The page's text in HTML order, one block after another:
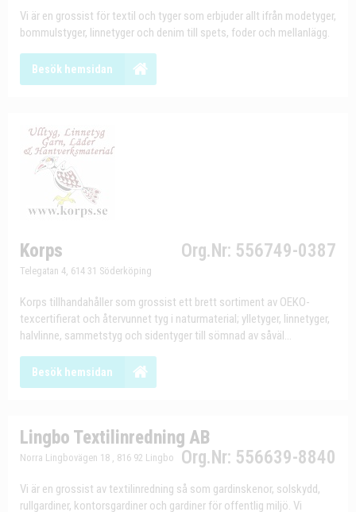
Vi är en grossist för textil och tyger som erbjuder allt ifrån modetyger,
bommulstyger, linnetyger och denim till spets, foder och mellanlägg.
Besök hemsidan
Korps Org.Nr: 556749-0387
Telegatan 4, 614 31 Söderköping
Korps tillhandahåller som grossist ett brett sortiment av OEKO-
texcertifierat och återvunnet tyg i naturmaterial; ylletyger, linnetyger,
halvlinne, sammetstyg och sidentyger till sömnad av såväl...
Besök hemsidan
Lingbo Textilinredning AB
Org.Nr: 556639-8840
Norra Lingbovägen 18 , 816 92 Lingbo
Vi är en grossist av textilinredning så som gardinskenor, solskydd,
rullgardiner, kontorsgardiner och gardiner för offentlig miljö. Vi